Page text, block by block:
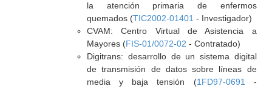
la atención primaria de enfermos
quemados (TIC2002-01401 - Investigador)
CVAM: Centro Virtual de Asistencia a
Mayores (FIS-01/0072-02 - Contratado)
Digitrans: desarrollo de un sistema digital
de transmisión de datos sobre líneas de
media y baja tensión (1FD97-0691
-